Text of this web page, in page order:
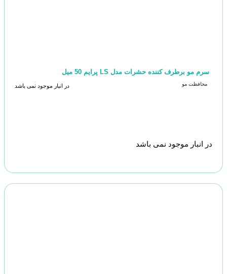
سرم مو برطرف کننده حشرات مدل LS پرایم 50 میل
محافظت مو در انبار موجود نمی باشد
در انبار موجود نمی باشد